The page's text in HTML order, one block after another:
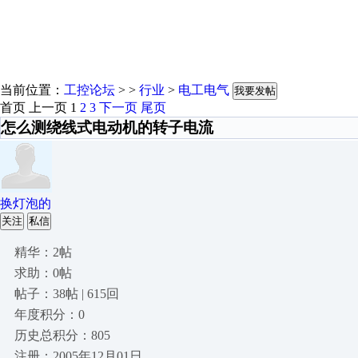
当前位置： 工控论坛 > > 行业 > 电工电气 我要发帖
首页 上一页 1 2 3 下一页 尾页
怎么测绕线式电动机的转子电流
换灯泡的
关注 私信
精华：2帖
求助：0帖
帖子：38帖 | 615回
年度积分：0
历史总积分：805